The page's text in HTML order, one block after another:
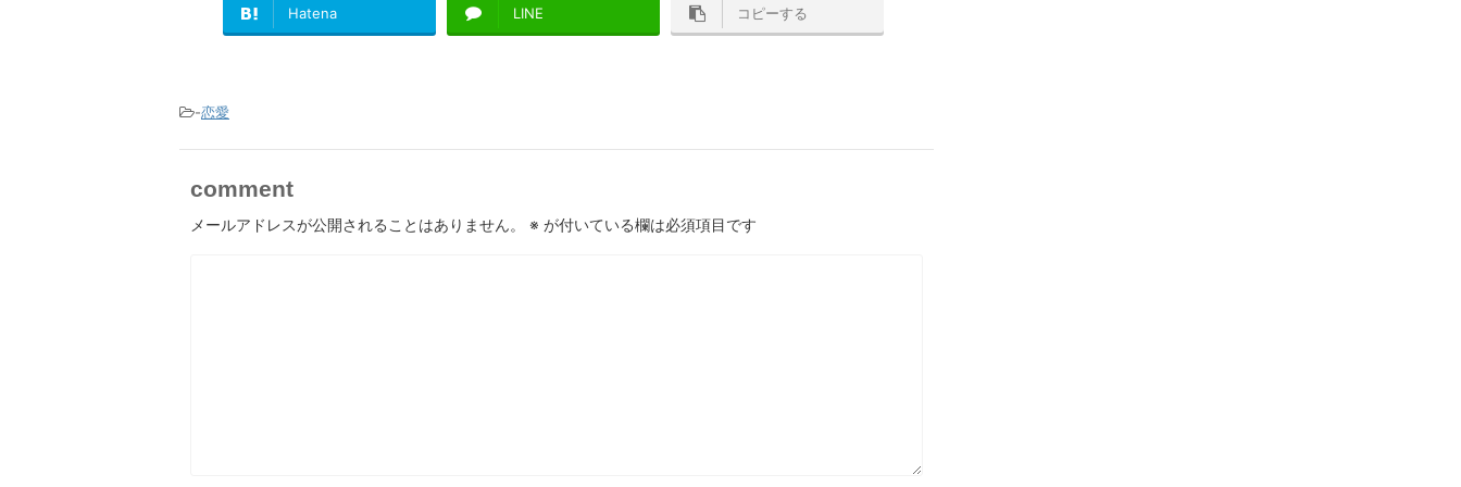
Hatena LINE コピーする
-恋愛
comment
メールアドレスが公開されることはありません。 ※ が付いている欄は必須項目です